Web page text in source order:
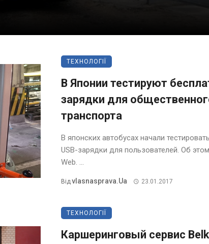
ТЕХНОЛОГІЇ
В Японии тестируют
зарядки для
транспорта
В японских автобусах начали
USB-зарядки для пользователей. Об
Web. ...
ВідVlasnasprava.ua 23.01.2017
ТЕХНОЛОГІЇ
Каршеринговый сервис